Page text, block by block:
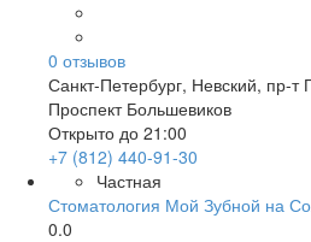
0 отзывов
Санкт-Петербург, Невский, пр-т
Проспект Большевиков
Открыто до 21:00
+7 (812) 440-91-30
Частная
Стоматология Мой Зубной на
0.0